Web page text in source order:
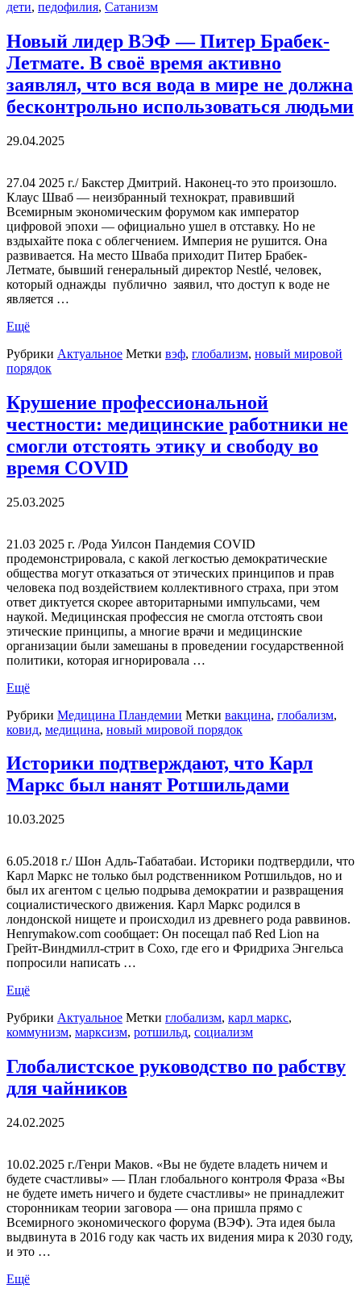
дети, педофилия, Сатанизм
Новый лидер ВЭФ — Питер Брабек-
Летмате. В своё время активно
заявлял, что вся вода в мире не должна
бесконтрольно использоваться людьми
29.04.2025
27.04 2025 г./ Бакстер Дмитрий. Наконец-то это произошло.
Клаус Шваб — неизбранный технократ, правивший
Всемирным экономическим форумом как император
цифровой эпохи — официально ушел в отставку. Но не
вздыхайте пока с облегчением. Империя не рушится. Она
развивается. На место Шваба приходит Питер Брабек-
Летмате, бывший генеральный директор Nestlé, человек,
который однажды публично заявил, что доступ к воде не
является …
Ещё
Рубрики Актуальное Метки вэф, глобализм, новый мировой
порядок
Крушение профессиональной
честности: медицинские работники не
смогли отстоять этику и свободу во
время COVID
25.03.2025
21.03 2025 г. /Рода Уилсон Пандемия COVID
продемонстрировала, с какой легкостью демократические
общества могут отказаться от этических принципов и прав
человека под воздействием коллективного страха, при этом
ответ диктуется скорее авторитарными импульсами, чем
наукой. Медицинская профессия не смогла отстоять свои
этические принципы, а многие врачи и медицинские
организации были замешаны в проведении государственной
политики, которая игнорировала …
Ещё
Рубрики Медицина Пландемии Метки вакцина, глобализм,
ковид, медицина, новый мировой порядок
Историки подтверждают, что Карл
Маркс был нанят Ротшильдами
10.03.2025
6.05.2018 г./ Шон Адль-Табатабаи. Историки подтвердили, что
Карл Маркс не только был родственником Ротшильдов, но и
был их агентом с целью подрыва демократии и развращения
социалистического движения. Карл Маркс родился в
лондонской нищете и происходил из древнего рода раввинов.
Henrymakow.com сообщает: Он посещал паб Red Lion на
Грейт-Виндмилл-стрит в Сохо, где его и Фридриха Энгельса
попросили написать …
Ещё
Рубрики Актуальное Метки глобализм, карл маркс,
коммунизм, марксизм, ротшильд, социализм
Глобалистское руководство по рабству
для чайников
24.02.2025
10.02.2025 г./Генри Маков. «Вы не будете владеть ничем и
будете счастливы» — План глобального контроля Фраза «Вы
не будете иметь ничего и будете счастливы» не принадлежит
сторонникам теории заговора — она пришла прямо с
Всемирного экономического форума (ВЭФ). Эта идея была
выдвинута в 2016 году как часть их видения мира к 2030 году,
и это …
Ещё